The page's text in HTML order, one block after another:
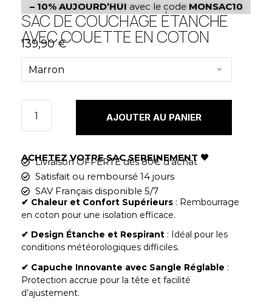
– 10% AUJOURD’HUI avec le code MONSAC10
SAC DE COUCHAGE ÉTANCHE
AVEC COUETTE EN COTON
139,90€
AJOUTER AU PANIER
ACHETEZ VOTRE SAC SEREINEMENT 🖤
Livraison OFFERTE dès 80€ d'achat
Satisfait ou remboursé 14 jours
SAV Français disponible 5/7
✔︎ Chaleur et Confort Supérieurs : Rembourrage
en coton pour une isolation efficace.
✔︎ Design Étanche et Respirant : Idéal pour les
conditions météorologiques difficiles.
✔︎ Capuche Innovante avec Sangle Réglable :
Protection accrue pour la tête et facilité
d’ajustement.